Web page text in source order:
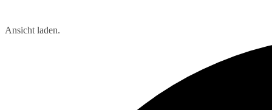
Ansicht laden.